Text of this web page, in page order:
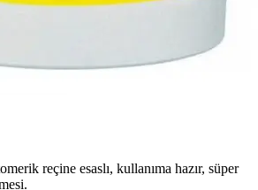
reçine esaslı, kullanıma hazır, süper